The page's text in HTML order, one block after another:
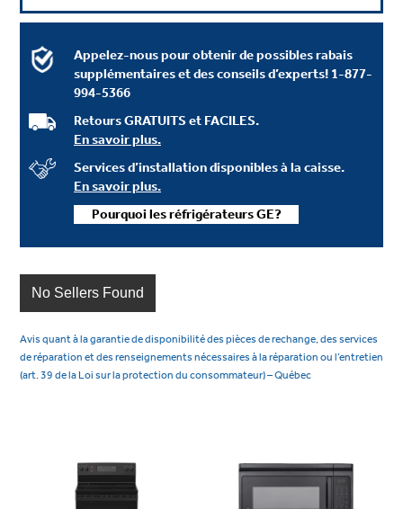
Appelez-nous pour obtenir de possibles rabais
supplémentaires et des conseils d’experts! 1-877-
994-5366
Retours GRATUITS et FACILES.
En savoir plus.
Services d’installation disponibles à la caisse.
En savoir plus.
Pourquoi les réfrigérateurs GE?
No Sellers Found
Avis quant à la garantie de disponibilité des pièces de rechange, des services
de réparation et des renseignements nécessaires à la réparation ou l’entretien
(art. 39 de la Loi sur la protection du consommateur) – Québec